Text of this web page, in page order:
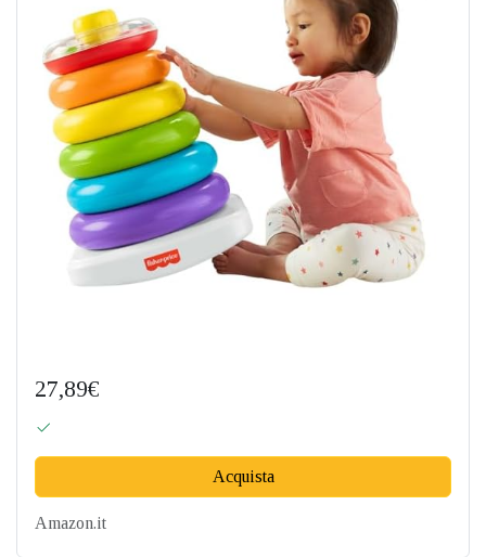
27,89€
Acquista
Amazon.it